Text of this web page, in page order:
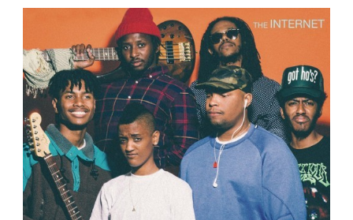
DERECHOS RESERVADOS.